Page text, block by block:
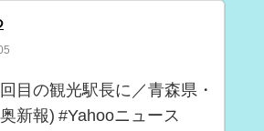
目の観光駅長に／青森県・
新報) #Yahooニュース